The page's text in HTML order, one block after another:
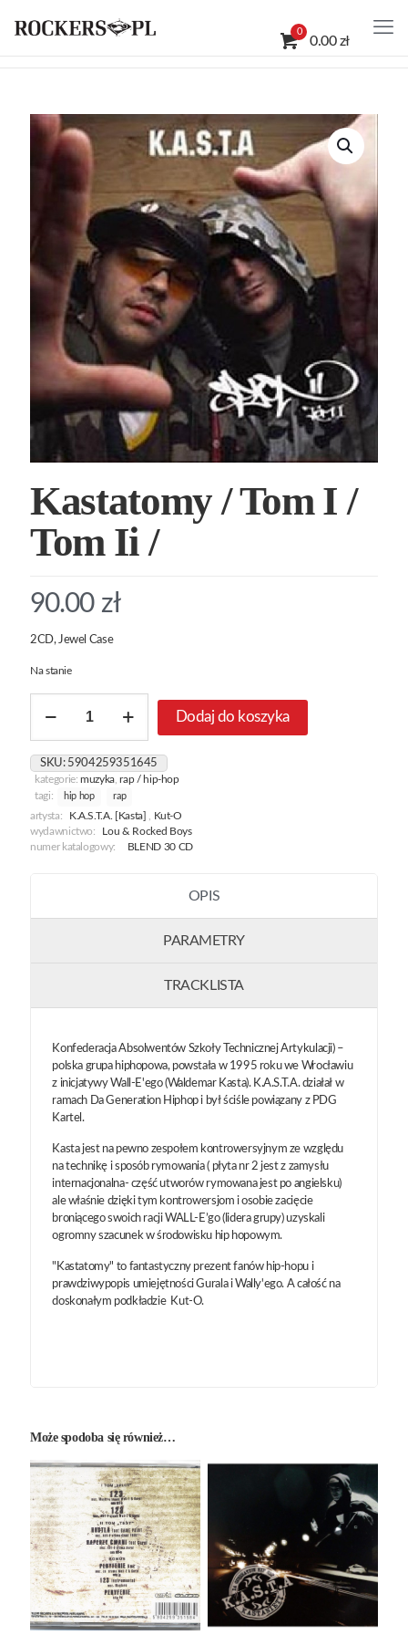
0
0.00 zł
Kastatomy / Tom I /
Tom Ii /
90.00 zł
2CD, Jewel Case
Na stanie
Kastatomy
Tom
I
Ii
Dodaj do koszyka
SKU: 5904259351645
kategorie:muzyka,rap / hip-hop
tagi:
hip hop rap
artysta: K.A.S.T.A. [Kasta] , Kut-O
wydawnictwo:
Lou & Rocked Boys
numer katalogowy:
BLEND 30 CD
OPIS
PARAMETRY
TRACKLISTA
Konfederacja Absolwentów Szkoły Technicznej Artykulacji) –
polska grupa hiphopowa, powstała w 1995 roku we Wrocławiu
z inicjatywy Wall-E'ego (Waldemar Kasta). K.A.S.T.A. działał w
ramach Da Generation Hiphop i był ściśle powiązany z PDG
Kartel.
Kasta jest na pewno zespołem kontrowersyjnym ze względu
na technikę i sposób rymowania ( płyta nr 2 jest z zamysłu
internacjonalna- część utworów rymowana jest po angielsku)
ale właśnie dzięki tym kontrowersjom i osobie zacięcie
broniącego swoich racji WALL-E’go (lidera grupy) uzyskali
ogromny szacunek w środowisku hip hopowym.
"Kastatomy" to fantastyczny prezent fanów hip-hopu i
prawdziwypopis umiejętności Gurala i Wally'ego. A całość na
doskonałym podkładzie Kut-O.
Może spodoba się również…